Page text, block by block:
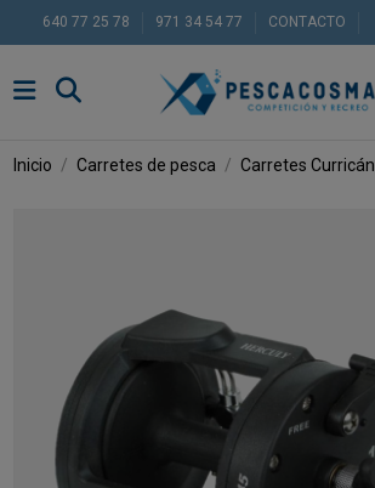
640 77 25 78 971 34 54 77 CONTACTO
Inicio Carretes de pesca Carretes Curricán